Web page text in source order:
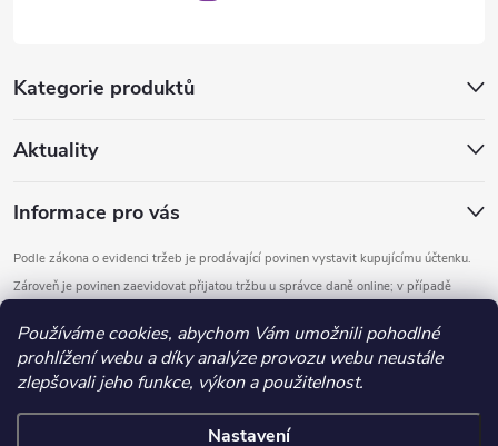
Používáme cookies, abychom Vám umožnili pohodlné
prohlížení webu a díky analýze provozu webu neustále
zlepšovali jeho funkce, výkon a použitelnost.
Nastavení
Kategorie produktů
Aktuality
Informace pro vás
Podle zákona o evidenci tržeb je prodávající povinen vystavit kupujícímu účtenku.
Zároveň je povinen zaevidovat přijatou tržbu u správce daně online; v případě
Copyright 2026DOMYS. Všechna práva vyhrazena.